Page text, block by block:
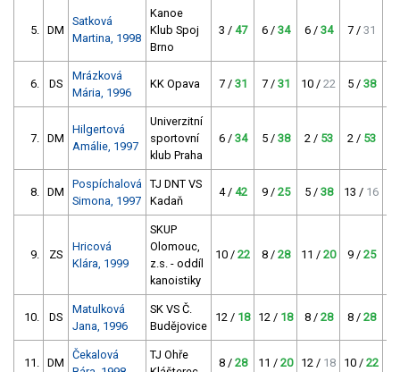
5. DM
Satková
Martina, 1998
Kanoe
Klub Spoj
Brno
3 / 47 6 / 34 6 / 34 7 / 31
6. DS
Mrázková
Mária, 1996
KK Opava 7 / 31 7 / 31 10 / 22 5 / 38
7. DM
Hilgertová
Amálie, 1997
Univerzitní
sportovní
klub Praha
6 / 34 5 / 38 2 / 53 2 / 53
8. DM
Pospíchalová
Simona, 1997
TJ DNT VS
Kadaň
4 / 42 9 / 25 5 / 38 13 / 16
9. ZS
Hricová
Klára, 1999
SKUP
Olomouc,
z.s. - oddíl
kanoistiky
10 / 22 8 / 28 11 / 20 9 / 25
10. DS
Matulková
Jana, 1996
SK VS Č.
Budějovice
12 / 18 12 / 18 8 / 28 8 / 28
11. DM
Čekalová
TJ Ohře
8 / 28 11 / 20 12 / 18 10 / 22